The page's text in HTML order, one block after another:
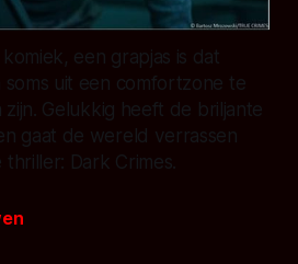
een grapjas is dat
soms uit een comfortzone te
Gelukkig heeft de briljante
gaat de wereld verrassen
Dark Crimes.